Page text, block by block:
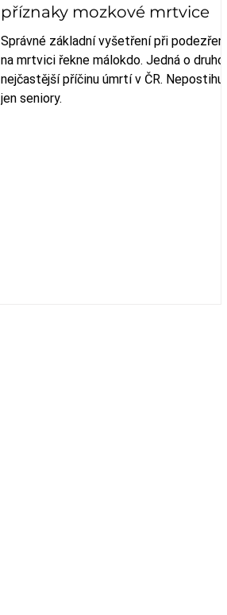
příznaky mozkové mrtvice
Správné základní vyšetření při podezření
na mrtvici řekne málokdo. Jedná o druhou
nejčastější příčinu úmrtí v ČR. Nepostihuje
jen seniory.